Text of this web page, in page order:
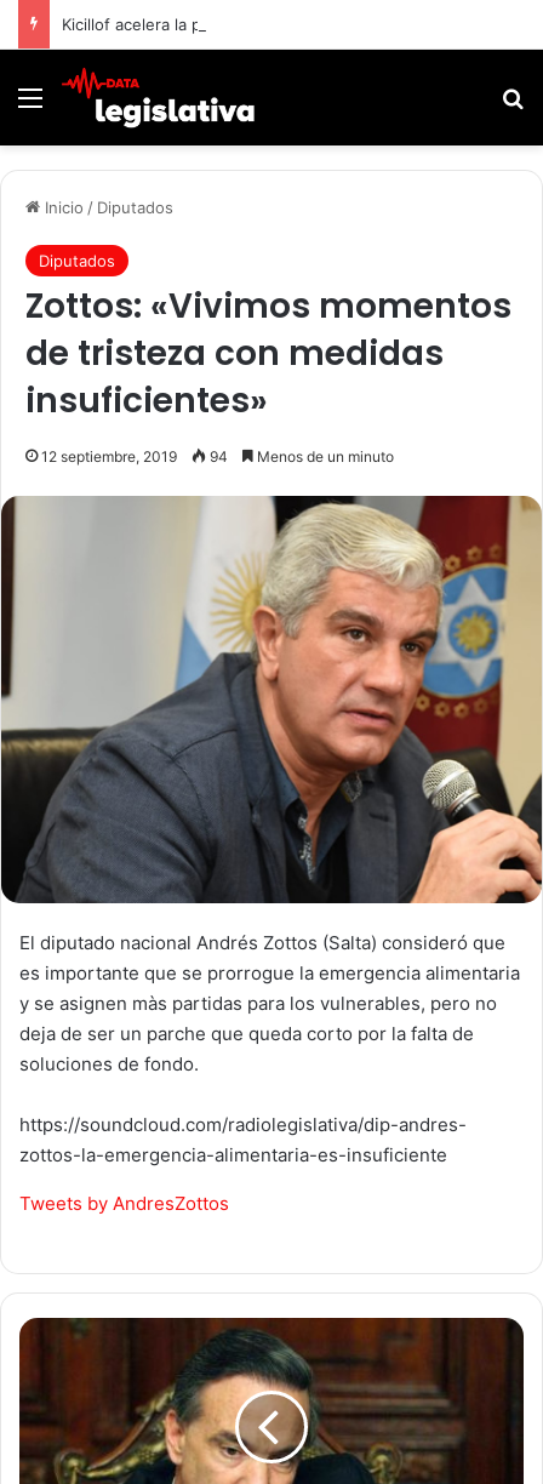
Menú
Inicio / Diputados
Diputados
Zottos: «Vivimos momentos
de tristeza con medidas
insuficientes»
12 septiembre, 2019 94 Menos de un minuto
El diputado nacional Andrés Zottos (Salta) consideró que
es importante que se prorrogue la emergencia alimentaria
y se asignen màs partidas para los vulnerables, pero no
deja de ser un parche que queda corto por la falta de
soluciones de fondo.
https://soundcloud.com/radiolegislativa/dip-andres-
zottos-la-emergencia-alimentaria-es-insuficiente
Tweets by AndresZottos
Pichetto
debate
VICE
presidencial